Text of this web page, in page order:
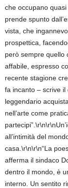
che occupano
prende spunto
vista, che
prospettica,
però sempre quello
affabile, espresso
recente stagione
fa incanto – scrive
leggendario
nell’arte come
all’intimità del
casa.\r\n\r\n“La
afferma il sindaco
dentro il mondo, è
interno. Un sentito